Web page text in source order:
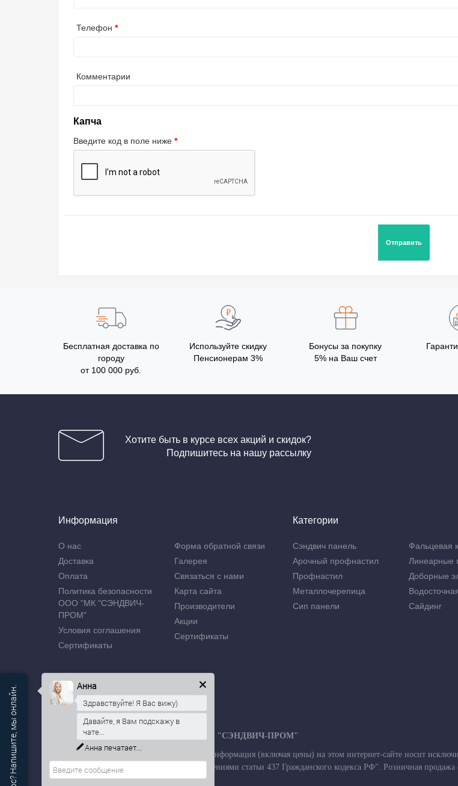
Телефон
Комментарии
Капча
Введите код в поле ниже
Бесплатная доставка по
городу
от 100 000 руб.
Используйте скидку
Пенсионерам 3%
Бонусы за покупку
5% на Ваш счет
Хотите быть в курсе всех акций и скидок?
Подпишитесь на нашу рассылку
Информация
О нас
Доставка
Оплата
Политика безопасности
ООО "МК "СЭНДВИЧ-
ПРОМ"
Условия соглашения
Сертификаты
Форма обратной связи
Галерея
Связаться с нами
Карта сайта
Производители
Акции
Сертификаты
Категории
Сэндвич панель
Арочный профнастил
Профнастил
Металлочерепица
Сип панели
Фальцевая
Линеарные
Доборные
Сайдинг
Производственная компания ООО "МК "СЭНДВИЧ-ПРОМ"
Обращаем Ваше внимание на то, что вся информация (включая цены) на этом интернет-сайте носит
публичной офертой, определяемой положениями статьи 437 Гражданского кодекса РФ". Розничная продажа
Есть вопрос? Напишите, мы онлайн. Анна
Здравствуйте! Я Вас вижу)
Давайте, я Вам подскажу в
чате...
Анна печатает...